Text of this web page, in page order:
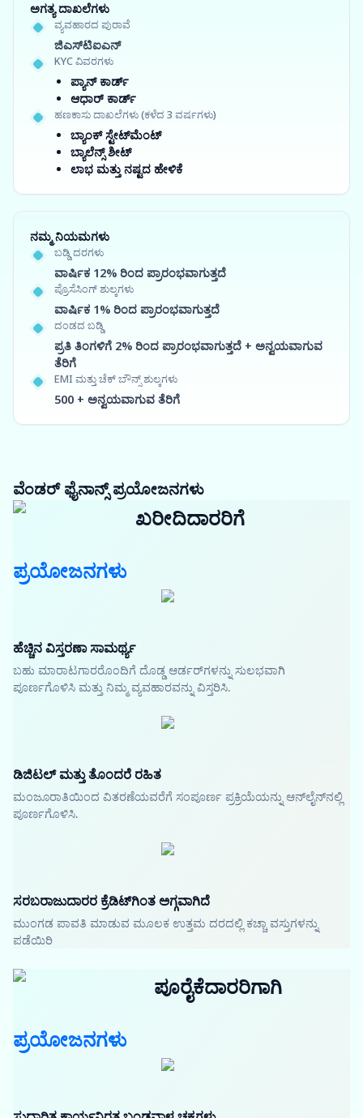
ಅಗತ್ಯ ದಾಖಲೆಗಳು
ವ್ಯವಹಾರದ ಪುರಾವೆ
ಜಿಎಸ್‍ಟಿಐಎನ್
KYC ವಿವರಗಳು
ಪ್ಯಾನ್ ಕಾರ್ಡ್
ಆಧಾರ್ ಕಾರ್ಡ್
ಹಣಕಾಸು ದಾಖಲೆಗಳು (ಕಳೆದ 3 ವರ್ಷಗಳು)
ಬ್ಯಾಂಕ್ ಸ್ಟೇಟ್‌ಮೆಂಟ್
ಬ್ಯಾಲೆನ್ಸ್ ಶೀಟ್
ಲಾಭ ಮತ್ತು ನಷ್ಟದ ಹೇಳಿಕೆ
ನಮ್ಮ ನಿಯಮಗಳು
ಬಡ್ಡಿ ದರಗಳು
ವಾರ್ಷಿಕ 12% ರಿಂದ ಪ್ರಾರಂಭವಾಗುತ್ತದೆ
ಪ್ರೊಸೆಸಿಂಗ್ ಶುಲ್ಕಗಳು
ವಾರ್ಷಿಕ 1% ರಿಂದ ಪ್ರಾರಂಭವಾಗುತ್ತದೆ
ದಂಡದ ಬಡ್ಡಿ
ಪ್ರತಿ ತಿಂಗಳಿಗೆ 2% ರಿಂದ ಪ್ರಾರಂಭವಾಗುತ್ತದೆ + ಅನ್ವಯವಾಗುವ
ತೆರಿಗೆ
EMI ಮತ್ತು ಚೆಕ್ ಬೌನ್ಸ್ ಶುಲ್ಕಗಳು
500 + ಅನ್ವಯವಾಗುವ ತೆರಿಗೆ
ವೆಂಡರ್ ಫೈನಾನ್ಸ್ ಪ್ರಯೋಜನಗಳು
ಖರೀದಿದಾರರಿಗೆ
ಪ್ರಯೋಜನಗಳು
ಹೆಚ್ಚಿನ ವಿಸ್ತರಣಾ ಸಾಮರ್ಥ್ಯ
ಬಹು ಮಾರಾಟಗಾರರೊಂದಿಗೆ ದೊಡ್ಡ ಆರ್ಡರ್‌ಗಳನ್ನು ಸುಲಭವಾಗಿ
ಪೂರ್ಣಗೊಳಿಸಿ ಮತ್ತು ನಿಮ್ಮ ವ್ಯವಹಾರವನ್ನು ವಿಸ್ತರಿಸಿ.
ಡಿಜಿಟಲ್ ಮತ್ತು ತೊಂದರೆ ರಹಿತ
ಮಂಜೂರಾತಿಯಿಂದ ವಿತರಣೆಯವರೆಗೆ ಸಂಪೂರ್ಣ ಪ್ರಕ್ರಿಯೆಯನ್ನು ಆನ್‌ಲೈನ್‌ನಲ್ಲಿ
ಪೂರ್ಣಗೊಳಿಸಿ.
ಸರಬರಾಜುದಾರರ ಕ್ರೆಡಿಟ್‌ಗಿಂತ ಅಗ್ಗವಾಗಿದೆ
ಮುಂಗಡ ಪಾವತಿ ಮಾಡುವ ಮೂಲಕ ಉತ್ತಮ ದರದಲ್ಲಿ ಕಚ್ಚಾ ವಸ್ತುಗಳನ್ನು
ಪಡೆಯಿರಿ
ಪೂರೈಕೆದಾರರಿಗಾಗಿ
ಪ್ರಯೋಜನಗಳು